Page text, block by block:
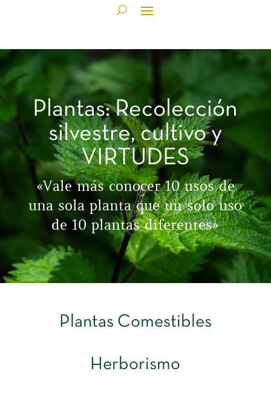
Plantas: Recolección
silvestre, cultivo y
VIRTUDES
«Vale más conocer 10 usos de
una sola planta que un solo uso
de 10 plantas diferentes»
Plantas Comestibles
Herborismo